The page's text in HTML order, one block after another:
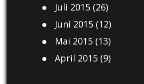
Juli 2015(26)
Juni 2015(12)
Mai 2015(13)
April 2015(9)